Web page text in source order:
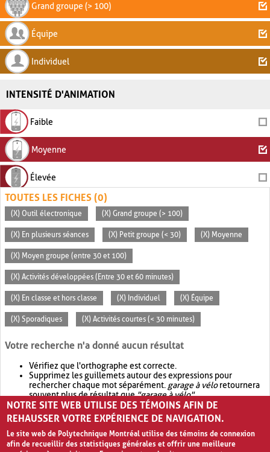
Grand groupe (> 100)
Équipe
Individuel
INTENSITÉ D'ANIMATION
Faible
Moyenne
Élevée
TOUTES LES FICHES (0)
(X) Outil électronique (X) Grand groupe (> 100)
(X) En plusieurs séances (X) Petit groupe (< 30) (X) Moyenne
(X) Moyen groupe (entre 30 et 100)
(X) Activités développées (Entre 30 et 60 minutes)
(X) En classe et hors classe (X) Individuel (X) Équipe
(X) Sporadiques (X) Activités courtes (< 30 minutes)
Votre recherche n'a donné aucun résultat
Vérifiez que l'orthographe est correcte.
Supprimez les guillemets autour des expressions pour
rechercher chaque mot séparément. garage à véloretournera
souvent plus de résultat que"garage à vélo".
Envisagez d'élargir votre recherche avec OR.garage OR vélo
retournera souvent plus de résultat quegarage à vélo
NOTRE SITE WEB UTILISE DES TÉMOINS AFIN DE
REHAUSSER VOTRE EXPÉRIENCE DE NAVIGATION.
Le site web de Polytechnique Montréal utilise des témoins de connexion
afin de recueillir des statistiques générales et offrir une meilleure